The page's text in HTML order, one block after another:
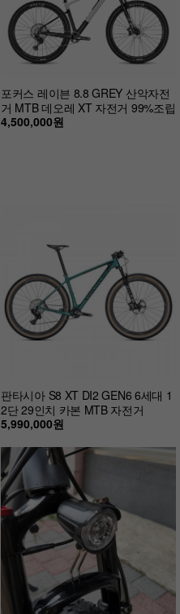
포커스 레이븐 8.8 GREY 산악자전
거 MTB 데오레 XT 자전거 99%조립
4,500,000원
판타시아 S8 XT DI2 GEN6 6세대 1
2단 29인치 카본 MTB 자전거
5,990,000원